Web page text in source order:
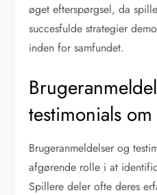
øget efterspørgsel, da
succesfulde strategier
inden for samfundet.
testimonials
Brugeranmeldelser og
afgørende rolle i at
Spillere deler ofte deres